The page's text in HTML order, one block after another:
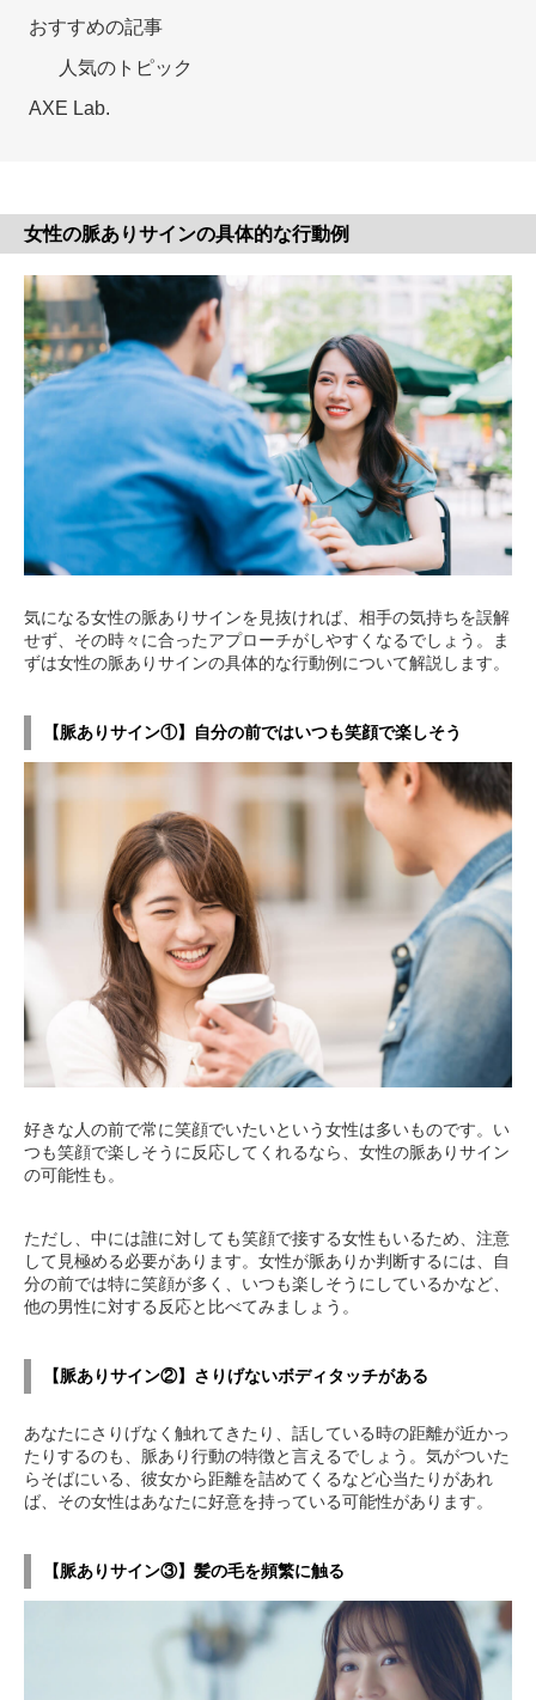
おすすめの記事
人気のトピック
AXE Lab.
女性の脈ありサインの具体的な行動例
気になる女性の脈ありサインを見抜ければ、相手の気持ちを誤解
せず、その時々に合ったアプローチがしやすくなるでしょう。ま
ずは女性の脈ありサインの具体的な行動例について解説します。
【脈ありサイン①】自分の前ではいつも笑顔で楽しそう
好きな人の前で常に笑顔でいたいという女性は多いものです。い
つも笑顔で楽しそうに反応してくれるなら、女性の脈ありサイン
の可能性も。
ただし、中には誰に対しても笑顔で接する女性もいるため、注意
して見極める必要があります。女性が脈ありか判断するには、自
分の前では特に笑顔が多く、いつも楽しそうにしているかなど、
他の男性に対する反応と比べてみましょう。
【脈ありサイン②】さりげないボディタッチがある
あなたにさりげなく触れてきたり、話している時の距離が近かっ
たりするのも、脈あり行動の特徴と言えるでしょう。気がついた
らそばにいる、彼女から距離を詰めてくるなど心当たりがあれ
ば、その女性はあなたに好意を持っている可能性があります。
【脈ありサイン③】髪の毛を頻繁に触る